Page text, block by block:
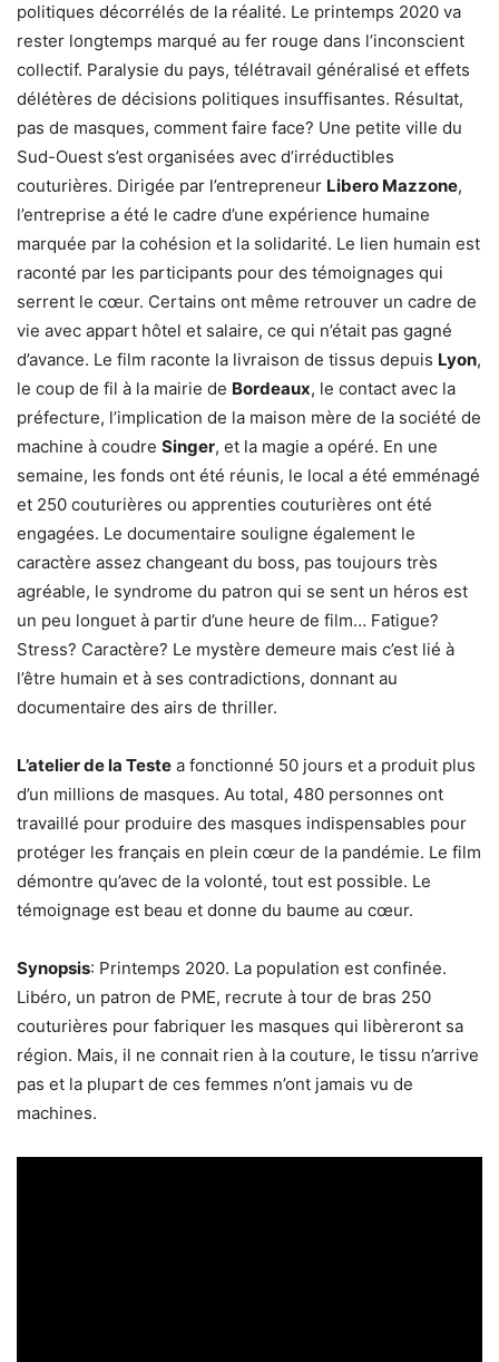
politiques décorrélés de la réalité. Le printemps 2020 va
rester longtemps marqué au fer rouge dans l’inconscient
collectif. Paralysie du pays, télétravail généralisé et effets
délétères de décisions politiques insuffisantes. Résultat,
pas de masques, comment faire face? Une petite ville du
Sud-Ouest s’est organisées avec d’irréductibles
couturières. Dirigée par l’entrepreneur Libero Mazzone,
l’entreprise a été le cadre d’une expérience humaine
marquée par la cohésion et la solidarité. Le lien humain est
raconté par les participants pour des témoignages qui
serrent le cœur. Certains ont même retrouver un cadre de
vie avec appart hôtel et salaire, ce qui n’était pas gagné
d’avance. Le film raconte la livraison de tissus depuis Lyon,
le coup de fil à la mairie de Bordeaux, le contact avec la
préfecture, l’implication de la maison mère de la société de
machine à coudre Singer, et la magie a opéré. En une
semaine, les fonds ont été réunis, le local a été emménagé
et 250 couturières ou apprenties couturières ont été
engagées. Le documentaire souligne également le
caractère assez changeant du boss, pas toujours très
agréable, le syndrome du patron qui se sent un héros est
un peu longuet à partir d’une heure de film… Fatigue?
Stress? Caractère? Le mystère demeure mais c’est lié à
l’être humain et à ses contradictions, donnant au
documentaire des airs de thriller.
L’atelier de la Teste a fonctionné 50 jours et a produit plus
d’un millions de masques. Au total, 480 personnes ont
travaillé pour produire des masques indispensables pour
protéger les français en plein cœur de la pandémie. Le film
démontre qu’avec de la volonté, tout est possible. Le
témoignage est beau et donne du baume au cœur.
Synopsis: Printemps 2020. La population est confinée.
Libéro, un patron de PME, recrute à tour de bras 250
couturières pour fabriquer les masques qui libèreront sa
région. Mais, il ne connait rien à la couture, le tissu n’arrive
pas et la plupart de ces femmes n’ont jamais vu de
machines.